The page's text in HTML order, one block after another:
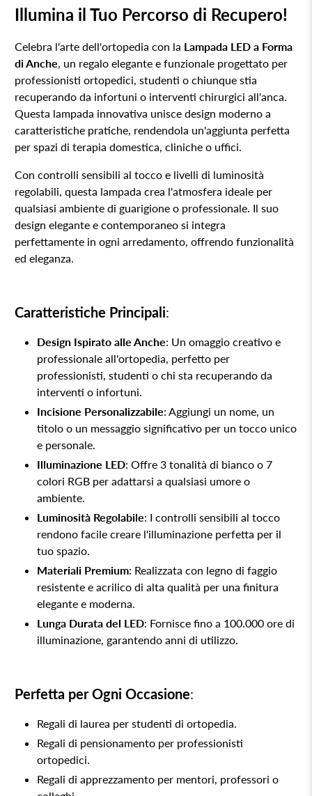
Illumina il Tuo Percorso di Recupero!
Celebra l'arte dell'ortopedia con la Lampada LED a Forma
di Anche , un regalo elegante e funzionale progettato per
professionisti ortopedici, studenti o chiunque stia
recuperando da infortuni o interventi chirurgici all'anca.
Questa lampada innovativa unisce design moderno a
caratteristiche pratiche, rendendola un'aggiunta perfetta
per spazi di terapia domestica, cliniche o uffici.
Con controlli sensibili al tocco e livelli di luminosità
regolabili, questa lampada crea l'atmosfera ideale per
qualsiasi ambiente di guarigione o professionale. Il suo
design elegante e contemporaneo si integra
perfettamente in ogni arredamento, offrendo funzionalità
ed eleganza.
Caratteristiche Principali:
Design Ispirato alle Anche: Un omaggio creativo e
professionale all'ortopedia, perfetto per
professionisti, studenti o chi sta recuperando da
interventi o infortuni.
Incisione Personalizzabile: Aggiungi un nome, un
titolo o un messaggio significativo per un tocco unico
e personale.
Illuminazione LED: Offre 3 tonalità di bianco o 7
colori RGB per adattarsi a qualsiasi umore o
ambiente.
Luminosità Regolabile: I controlli sensibili al tocco
rendono facile creare l'illuminazione perfetta per il
tuo spazio.
Materiali Premium: Realizzata con legno di faggio
resistente e acrilico di alta qualità per una finitura
elegante e moderna.
Lunga Durata del LED: Fornisce fino a 100.000 ore di
illuminazione, garantendo anni di utilizzo.
Perfetta per Ogni Occasione:
Regali di laurea per studenti di ortopedia.
Regali di pensionamento per professionisti
ortopedici.
Regali di apprezzamento per mentori, professori o